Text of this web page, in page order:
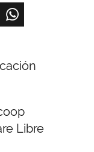
Libre